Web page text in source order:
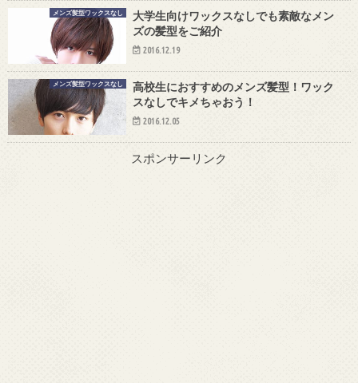
メンズ髪型ワックスなし
大学生向けワックスなしでも素敵なメン
ズの髪型をご紹介
2016.12.19
メンズ髪型ワックスなし
高校生におすすめのメンズ髪型！ワック
スなしでキメちゃおう！
2016.12.05
スポンサーリンク